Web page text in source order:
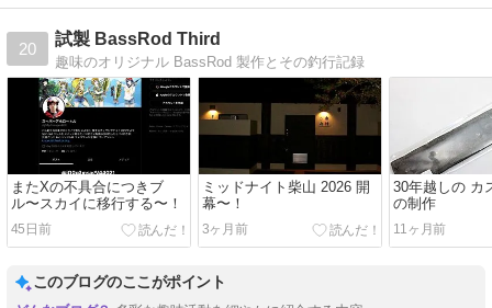
20
試製 BassRod Third
趣味のオリジナル BassRod 製作とその釣行記録
またXの不具合につきブ
ル〜スカイに移行する〜！
45日前
ミッドナイト柴山 2026 開
幕〜！
3ヶ月前
30年越しの カ
の制作
11ヶ月前
このブログのここがポイント